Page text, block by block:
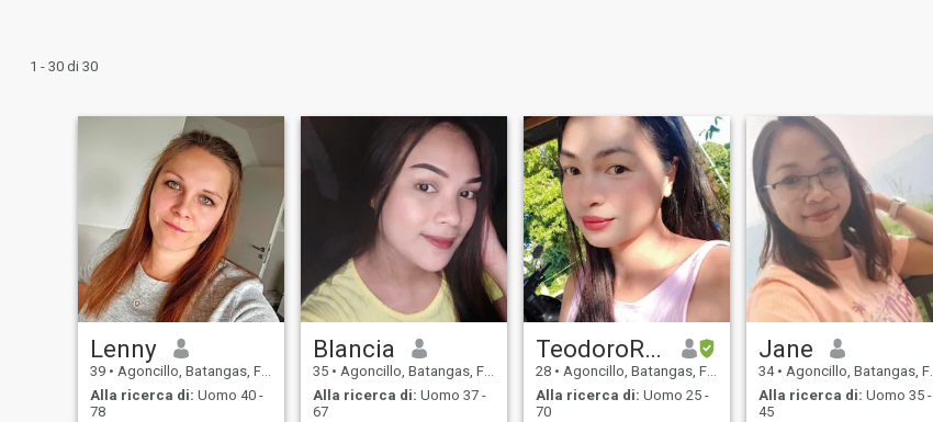
1 - 30 di 30
Lenny
39 • Agoncillo, Batangas, Filippine
Alla ricerca di: Uomo 40 -
78
Blancia
35 • Agoncillo, Batangas, Filippine
Alla ricerca di: Uomo 37 -
67
TeodoroRoxas
28 • Agoncillo, Batangas, Filippine
Alla ricerca di: Uomo 25 -
70
Jane
34 • Agoncillo, Batangas, Filippine
Alla ricerca di: Uomo 35 -
45